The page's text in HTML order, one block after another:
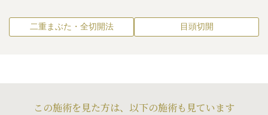
二重まぶた・全切開法 目頭切開
この施術を見た方は、以下の施術も見ています